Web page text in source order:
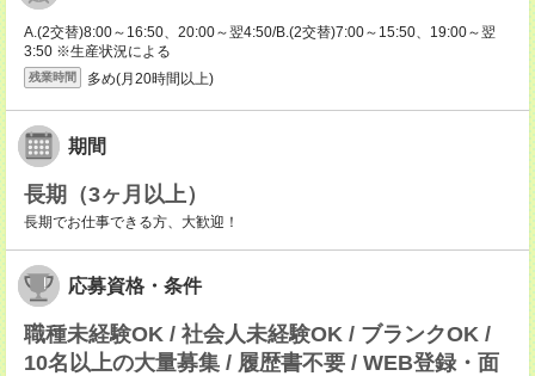
A.(2交替)8:00～16:50、20:00～翌4:50/B.(2交替)7:00～15:50、19:00～翌
3:50 ※生産状況による
残業時間 多め(月20時間以上)
期間
長期（3ヶ月以上）
長期でお仕事できる方、大歓迎！
応募資格・条件
職種未経験OK / 社会人未経験OK / ブランクOK /
10名以上の大量募集 / 履歴書不要 / WEB登録・面